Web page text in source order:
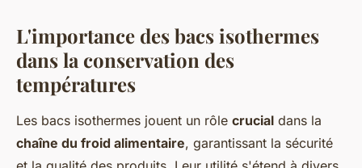
L'importance des bacs isothermes
dans la conservation des
températures
Les bacs isothermes jouent un rôle crucial dans la
chaîne du froid alimentaire, garantissant la sécurité